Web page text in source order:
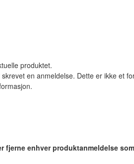
produktet.
en anmeldelse. Dette er ikke et
fjerne enhver produktanmeldelse